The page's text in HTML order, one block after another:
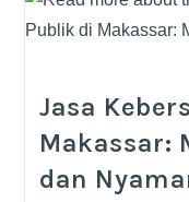
Jasa
Makassar:
dan